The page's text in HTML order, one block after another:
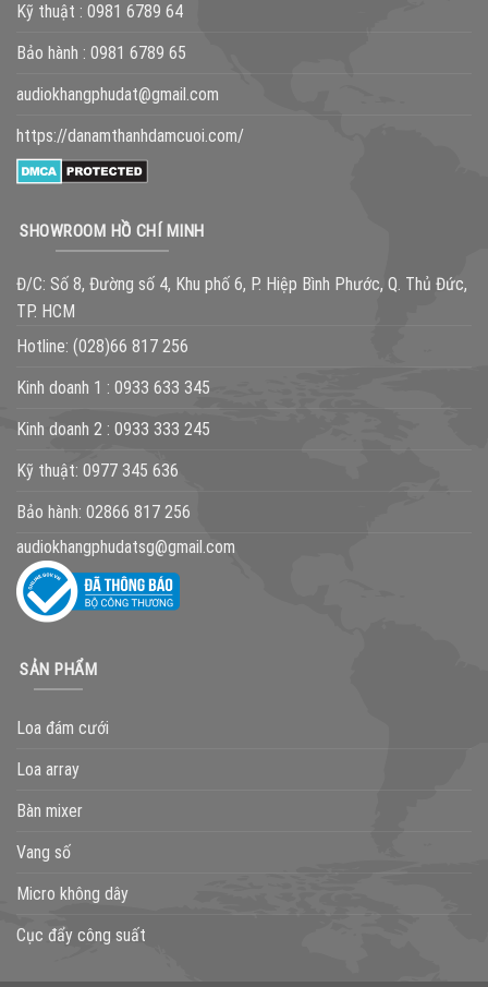
Kỹ thuật : 0981 6789 64
Bảo hành : 0981 6789 65
audiokhangphudat@gmail.com
https://danamthanhdamcuoi.com/
SHOWROOM HỒ CHÍ MINH
Đ/C: Số 8, Đường số 4, Khu phố 6, P. Hiệp Bình Phước, Q. Thủ Đức,
TP. HCM
Hotline: (028)66 817 256
Kinh doanh 1 : 0933 633 345
Kinh doanh 2 : 0933 333 245
Kỹ thuật: 0977 345 636
Bảo hành: 02866 817 256
audiokhangphudatsg@gmail.com
SẢN PHẨM
Loa đám cưới
Loa array
Bàn mixer
Vang số
Micro không dây
Cục đẩy công suất